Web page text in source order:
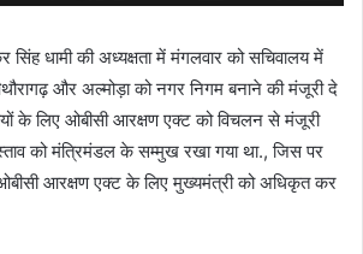
सिंह धामी की अध्यक्षता में मंगलवार को सचिवालय में
और अल्मोड़ा को नगर निगम बनाने की मंजूरी दे
के लिए ओबीसी आरक्षण एक्ट को विचलन से मंजूरी
को मंत्रिमंडल के सम्मुख रखा गया था., जिस पर
आरक्षण एक्ट के लिए मुख्यमंत्री को अधिकृत कर